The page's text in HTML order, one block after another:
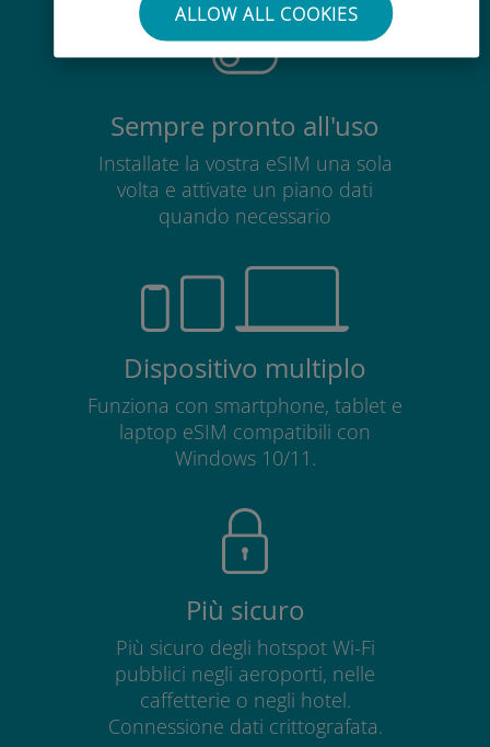
ALLOW ALL COOKIES
Sempre pronto all'uso
Installate la vostra eSIM una sola
volta e attivate un piano dati
quando necessario
Dispositivo multiplo
Funziona con smartphone, tablet e
laptop eSIM compatibili con
Windows 10/11.
Più sicuro
Più sicuro degli hotspot Wi-Fi
pubblici negli aeroporti, nelle
caffetterie o negli hotel.
Connessione dati crittografata.